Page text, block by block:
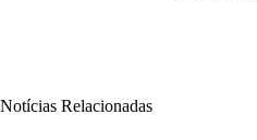
Notícias Relacionadas